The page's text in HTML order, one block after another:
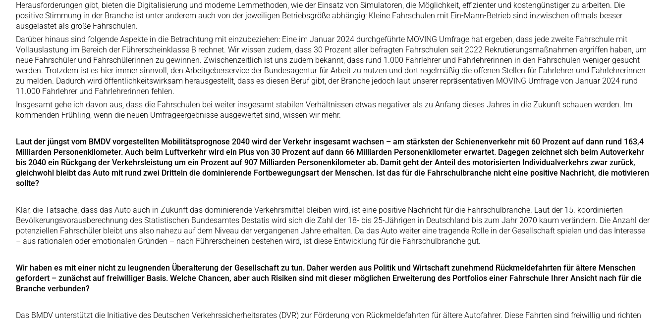
Herausforderungen gibt, bieten die Digitalisierung und moderne Lernmethoden, wie der Einsatz von Simulatoren, die Möglichkeit, effizienter und kostengünstiger zu arbeiten. Die
positive Stimmung in der Branche ist unter anderem auch von der jeweiligen Betriebsgröße abhängig: Kleine Fahrschulen mit Ein-Mann-Betrieb sind inzwischen oftmals besser
ausgelastet als große Fahrschulen.
Darüber hinaus sind folgende Aspekte in die Betrachtung mit einzubeziehen: Eine im Januar 2024 durchgeführte MOVING Umfrage hat ergeben, dass jede zweite Fahrschule mit
Vollauslastung im Bereich der Führerscheinklasse B rechnet. Wir wissen zudem, dass 30 Prozent aller befragten Fahrschulen seit 2022 Rekrutierungsmaßnahmen ergriffen haben, um
neue Fahrschüler und Fahrschülerinnen zu gewinnen. Zwischenzeitlich ist uns zudem bekannt, dass rund 1.000 Fahrlehrer und Fahrlehrerinnen in den Fahrschulen weniger gesucht
werden. Trotzdem ist es hier immer sinnvoll, den Arbeitgeberservice der Bundesagentur für Arbeit zu nutzen und dort regelmäßig die offenen Stellen für Fahrlehrer und Fahrlehrerinnen
zu melden. Dadurch wird öffentlichkeitswirksam herausgestellt, dass es diesen Beruf gibt, der Branche jedoch laut unserer repräsentativen MOVING Umfrage von Januar 2024 rund
11.000 Fahrlehrer und Fahrlehrerinnen fehlen.
Insgesamt gehe ich davon aus, dass die Fahrschulen bei weiter insgesamt stabilen Verhältnissen etwas negativer als zu Anfang dieses Jahres in die Zukunft schauen werden. Im
kommenden Frühling, wenn die neuen Umfrageergebnisse ausgewertet sind, wissen wir mehr.
Laut der jüngst vom BMDV vorgestellten Mobilitätsprognose 2040 wird der Verkehr insgesamt wachsen – am stärksten der Schienenverkehr mit 60 Prozent auf dann rund 163,4
Milliarden Personenkilometer. Auch beim Luftverkehr wird ein Plus von 30 Prozent auf dann 66 Milliarden Personenkilometer erwartet. Dagegen zeichnet sich beim Autoverkehr
bis 2040 ein Rückgang der Verkehrsleistung um ein Prozent auf 907 Milliarden Personenkilometer ab. Damit geht der Anteil des motorisierten Individualverkehrs zwar zurück,
gleichwohl bleibt das Auto mit rund zwei Dritteln die dominierende Fortbewegungsart der Menschen. Ist das für die Fahrschulbranche nicht eine positive Nachricht, die motivieren
sollte?
Klar, die Tatsache, dass das Auto auch in Zukunft das dominierende Verkehrsmittel bleiben wird, ist eine positive Nachricht für die Fahrschulbranche. Laut der 15. koordinierten
Bevölkerungsvorausberechnung des Statistischen Bundesamtes Destatis wird sich die Zahl der 18- bis 25-Jährigen in Deutschland bis zum Jahr 2070 kaum verändern. Die Anzahl der
potenziellen Fahrschüler bleibt uns also nahezu auf dem Niveau der vergangenen Jahre erhalten. Da das Auto weiter eine tragende Rolle in der Gesellschaft spielen und das Interesse
– aus rationalen oder emotionalen Gründen – nach Führerscheinen bestehen wird, ist diese Entwicklung für die Fahrschulbranche gut.
Wir haben es mit einer nicht zu leugnenden Überalterung der Gesellschaft zu tun. Daher werden aus Politik und Wirtschaft zunehmend Rückmeldefahrten für ältere Menschen
gefordert – zunächst auf freiwilliger Basis. Welche Chancen, aber auch Risiken sind mit dieser möglichen Erweiterung des Portfolios einer Fahrschule Ihrer Ansicht nach für die
Branche verbunden?
Das BMDV unterstützt die Initiative des Deutschen Verkehrssicherheitsrates (DVR) zur Förderung von Rückmeldefahrten für ältere Autofahrer. Diese Fahrten sind freiwillig und richten